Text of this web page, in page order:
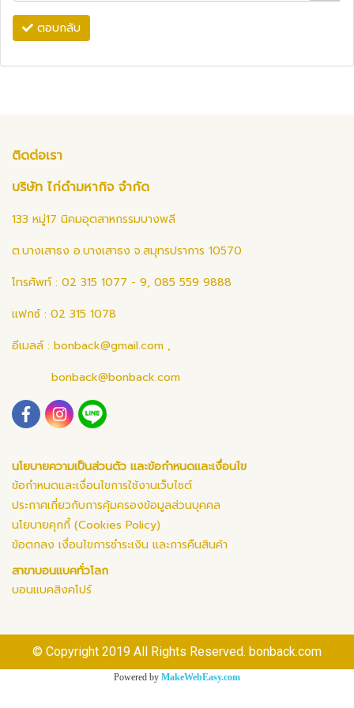
ตอบกลับ
ติดต่อเรา
บริษัท ไก่ดำมหากิจ จำกัด
133 หมู่17 นิคมอุตสาหกรรมบางพลี
ต.บางเสาธง อ.บางเสาธง จ.สมุทรปราการ 10570
โทรศัพท์ : 02 315 1077 - 9, 085 559 9888
แฟกซ์ : 02 315 1078
อีเมลล์ : bonback@gmail.com ,
bonback@bonback.com
นโยบายความเป็นส่วนตัว และข้อกำหนดและเงื่อนไข
ข้อกำหนดและเงื่อนไขการใช้งานเว็บไซต์
ประกาศเกี่ยวกับการคุ้มครองข้อมูลส่วนบุคคล
นโยบายคุกกี้ (Cookies Policy)
ข้อตกลง เงื่อนไขการชำระเงิน และการคืนสินค้า
สาขาบอนแบคทั่วโลก
บอนแบคสิงคโปร์
© Copyright 2019 All Rights Reserved. bonback.com
Powered by MakeWebEasy.com